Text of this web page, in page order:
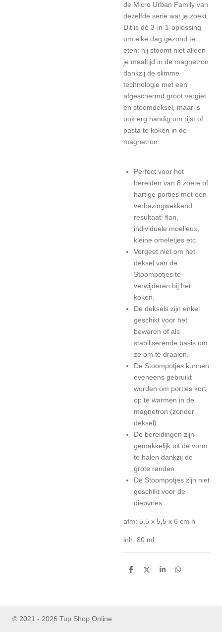
de Micro Urban Family van
dezelfde serie wat je zoekt.
Dit is dé 3-in-1-oplossing
om elke dag gezond te
eten: hij stoomt niet alleen
je maaltijd in de magnetron
dankzij de slimme
technologie met een
afgeschermd groot vergiet
en stoomdeksel, maar is
ook erg handig om rijst of
pasta te koken in de
magnetron.
Perfect voor het
bereiden van 8 zoete of
hartige porties met een
verbazingwekkend
resultaat: flan,
individuele moelleux,
kleine omeletjes etc.
Vergeet niet om het
deksel van de
Stoompotjes te
verwijderen bij het
koken.
De deksels zijn enkel
geschikt voor het
bewaren of als
stabiliserende basis om
ze om te draaien.
De Stoompotjes kunnen
eveneens gebruikt
worden om porties kort
op te warmen in de
magnetron (zonder
deksel).
De bereidingen zijn
gemakkelijk uit de vorm
te halen dankzij de
grote randen.
De Stoompotjes zijn niet
geschikt voor de
diepvries.
afm: 5,5 x 5,5 x 6 cm h
inh: 80 ml
D
D
S
D
© 2021 - 2026 Tup Shop Online